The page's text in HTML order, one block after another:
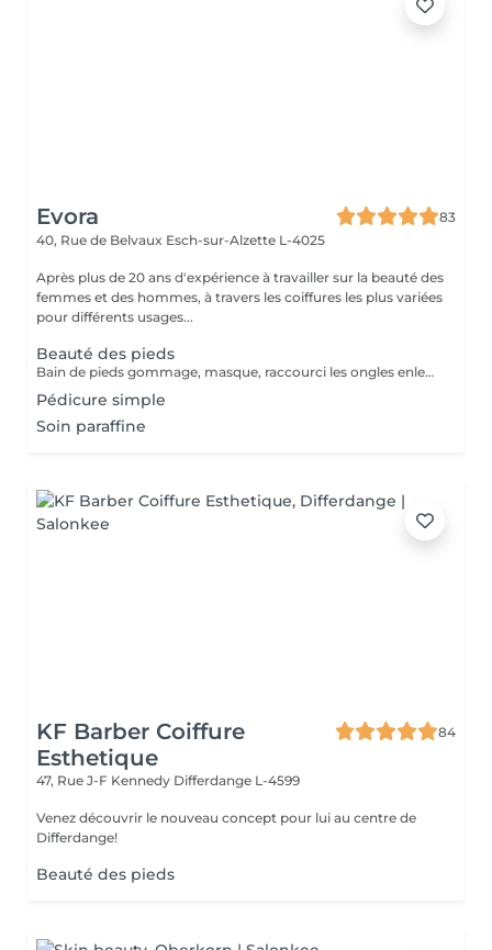
Evora
83
40, Rue de Belvaux Esch-sur-Alzette L-4025
Après plus de 20 ans d'expérience à travailler sur la beauté des
femmes et des hommes, à travers les coiffures les plus variées
pour différents usages...
Beauté des pieds
Bain de pieds gommage, masque, raccourci les ongles enlever toute la peau morte et pour finaliser un massage
Pédicure simple
Soin paraffine
KF Barber Coiffure
Esthetique
84
47, Rue J-F Kennedy Differdange L-4599
Venez découvrir le nouveau concept pour lui au centre de
Differdange!
Beauté des pieds